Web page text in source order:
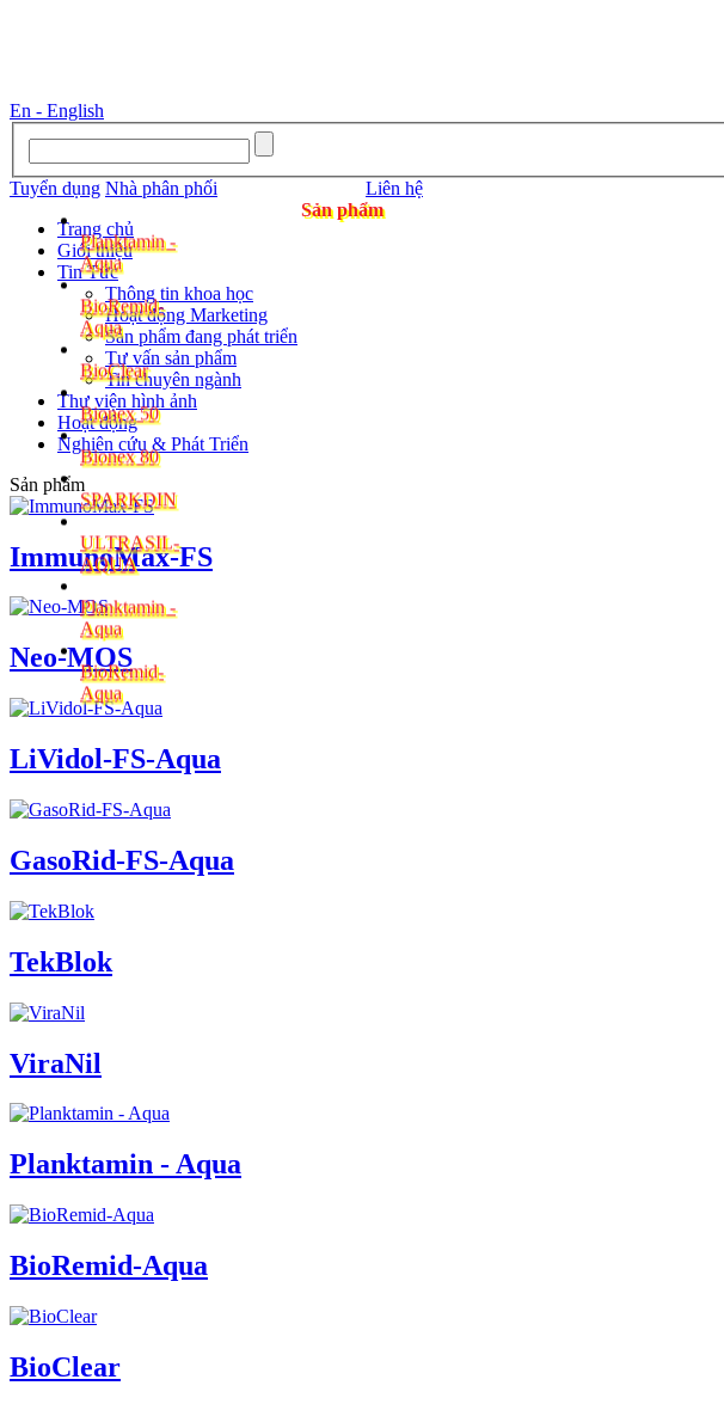
Planktamin -
Aqua
BioRemid-
Aqua
BioClear
Bionex 50
Bionex 80
SPARKDIN
ULTRASIL-
AQUA
Aqua
BioRemid-
Aqua
En - English
Tuyển dụng Nhà phân phối
Sản phẩm
Liên hệ
Trang chủ
Giới thiệu
Tin Tức
Thông tin khoa học
Hoạt động Marketing
Sản phẩm đang phát triển
Tư vấn sản phẩm
Tin chuyên ngành
Thư viện hình ảnh
Hoạt động
Nghiên cứu & Phát Triển
Sản phẩm
ImmunoMax-FS
Neo-MOS
LiVidol-FS-Aqua
GasoRid-FS-Aqua
TekBlok
ViraNil
Planktamin - Aqua
BioRemid-Aqua
BioClear